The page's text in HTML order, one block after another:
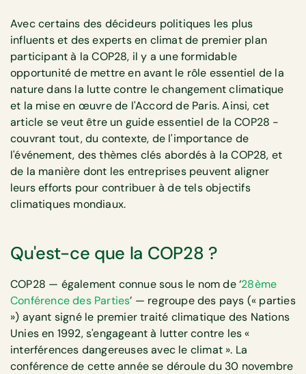
Avec certains des décideurs politiques les plus
influents et des experts en climat de premier plan
participant à la COP28, il y a une formidable
opportunité de mettre en avant le rôle essentiel de la
nature dans la lutte contre le changement climatique
et la mise en œuvre de l'Accord de Paris. Ainsi, cet
article se veut être un guide essentiel de la COP28 -
couvrant tout, du contexte, de l'importance de
l'événement, des thèmes clés abordés à la COP28, et
de la manière dont les entreprises peuvent aligner
leurs efforts pour contribuer à de tels objectifs
climatiques mondiaux.
Qu'est-ce que la COP28 ?
COP28 — également connue sous le nom de ‘28ème
Conférence des Parties’ — regroupe des pays (« parties
») ayant signé le premier traité climatique des Nations
Unies en 1992, s'engageant à lutter contre les «
interférences dangereuses avec le climat ». La
conférence de cette année se déroule du 30 novembre